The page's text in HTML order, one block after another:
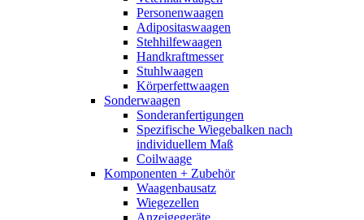
Personenwaagen
Adipositaswaagen
Stehhilfewaagen
Handkraftmesser
Stuhlwaagen
Körperfettwaagen
Sonderwaagen
Sonderanfertigungen
Spezifische Wiegebalken nach
individuellem Maß
Coilwaage
Komponenten + Zubehör
Waagenbausatz
Wiegezellen
Anzeigegeräte